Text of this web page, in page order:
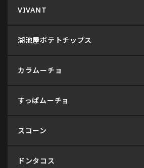
VIVANT
湖池屋ポテトチップス
カラムーチョ
すっぱムーチョ
スコーン
ドンタコス